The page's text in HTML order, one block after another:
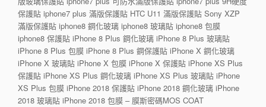
保護貼 iphone7 plus 滿版保護貼 HTC U11 滿版保護貼 Sony XZP
滿版保護貼 iphone8 鋼化玻璃 iphone8 玻璃貼 iphone8 包膜
iphone8 保護貼 iPhone 8 Plus 鋼化玻璃 iPhone 8 Plus 玻璃貼
iPhone 8 Plus 包膜 iPhone 8 Plus 鋼保護貼 iPhone X 鋼化玻璃
iPhone X 玻璃貼 iPhone X 包膜 iPhone X 保護貼 iPhone XS Plus
保護貼 iPhone XS Plus 鋼化玻璃 iPhone XS Plus 玻璃貼 iPhone
XS Plus 包膜 iPhone 2018 保護貼 iPhone 2018 鋼化玻璃 iPhone
2018 玻璃貼 iPhone 2018 包膜 – 膜斯密碼MOS COAT